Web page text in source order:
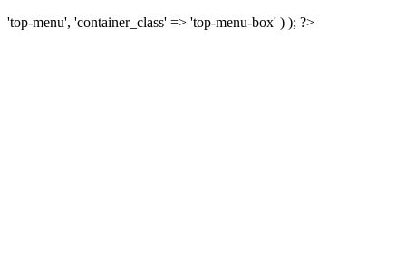
'top-menu', 'container_class' => 'top-menu-box' ) ); ?>